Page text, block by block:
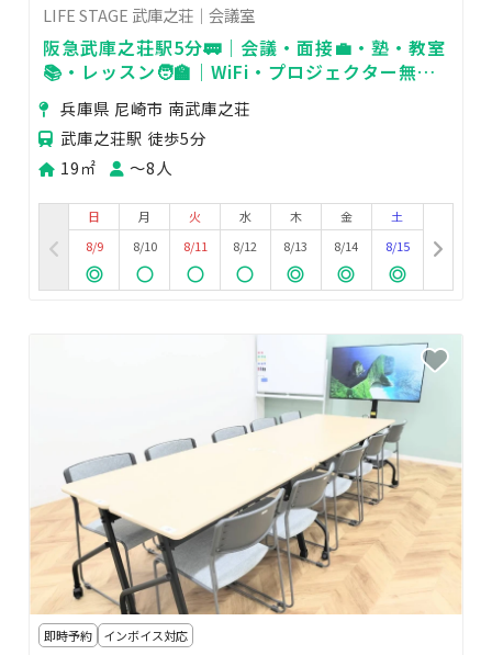
LIFE STAGE 武庫之荘｜会議室
阪急武庫之荘駅5分🚃｜会議・面接💼・塾・教室
📚・レッスン🧑‍🏫｜WiFi・プロジェクター無料
🎥｜最大8名迄
兵庫県 尼崎市 南武庫之荘
武庫之荘駅 徒歩5分
19㎡
〜8人
日
8/9
月
8/10
火
8/11
水
8/12
木
8/13
金
8/14
土
8/15
即時予約 インボイス対応